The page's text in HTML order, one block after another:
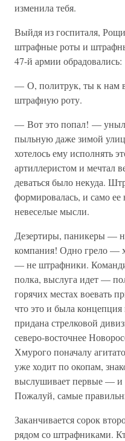
изменила тебя.
Выйдя из госпиталя,
штрафные роты и
47-й армии обрадовались:
— О, политрук, ты к нам
штрафную роту.
— Вот это попал! —
пыльную даже зимой
хотелось ему исполнять
артиллеристом и мечтал
деваться было некуда.
формировалась, и само ее
невеселые мысли.
Дезертиры, паникеры —
компания! Одно грело —
— не штрафники.
полка, выслуга идет —
горячих местах воевать
что это и была
придана стрелковой
северо-восточнее
Хмурого поначалу
уже ходит по окопам,
выслушивает первые — и
Пожалуй, самые
Заканчивается сорок
рядом со штрафниками.